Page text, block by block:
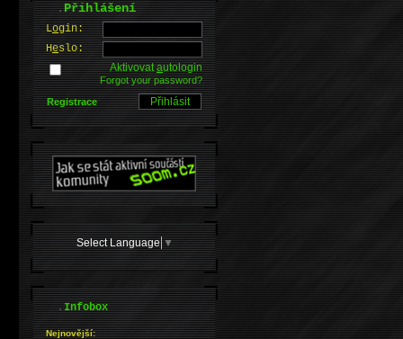
.Přihlášení
Login:
Heslo:
Aktivovatautologin
Forgot your password?
Registrace
Select Language ▼
.Infobox
Nejnovější: